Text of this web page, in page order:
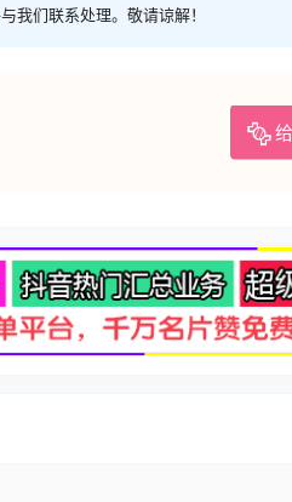
我们联系处理。敬请谅解！